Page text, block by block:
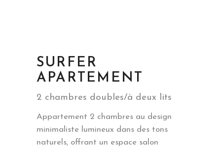
SURFER
APARTEMENT
2 chambres doubles/à deux lits
Appartement 2 chambres au design
minimaliste lumineux dans des tons
naturels, offrant un espace salon